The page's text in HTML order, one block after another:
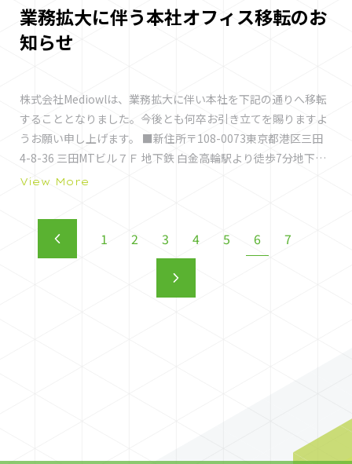
で、SEOやIT分野の最新技術、ソリューション・ノウハウでプ
ロジェクトをサポートいたします。 ★デザイン会社様の場合 作
成頂いたデザイン（PSDやAI）を当社にてWebサイトにコーデ
開発なら技術力、大規模サイトならマンパワーでプロジェクト
をサポートいたします。 既受注サイト制作案件、コンペ案件、
システム開発案件をお持ちの広告代理店様、印刷会社様、制作
会社様、システム会社様は是非弊社にお声がけ下さい。 お問い
合わせはコチラ
業務拡大に伴う本社オフィス移転のお
知らせ
株式会社Mediowlは、業務拡大に伴い本社を下記の通りへ移転
することとなりました。今後とも何卒お引き立てを賜りますよ
うお願い申し上げます。 ■新住所〒108-0073東京都港区三田
4-8-36 三田MTビル７Ｆ 地下鉄 白金高輪駅より徒歩7分地下鉄
泉岳寺駅より徒歩9分
View More
1 2 3 4 5 6 7